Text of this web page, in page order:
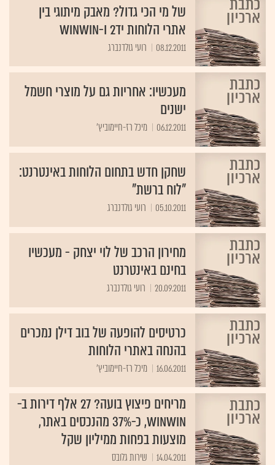
של מי הכי גדול? מאבק מיתוגי בין
אתרי הלוחות יד2 ו-winwin
08.12.2011 רועי גולדנברג
מעכשיו: אחריות גם על מוצרי חשמל
ישנים
06.12.2011 מיכל רז-חיימוביץ'
שחקן חדש בתחום הלוחות באינטרנט:
"לוח ברשת"
05.10.2011 רועי גולדנברג
מחירון הרכב של לוי יצחק - מעכשיו
בחינם באינטרנט
20.09.2011 רועי גולדנברג
כרטיסים להופעה של בוב דילן נמכרים
בהנחה באתרי הלוחות
16.06.2011 מיכל רז-חיימוביץ'
מריחים פיצוץ בועה? 27 אלף דירות ב-
winwin, כ-37% מהנכסים באתר,
מוצעות בפחות ממיליון שקל
14.04.2011 שירות גלובס